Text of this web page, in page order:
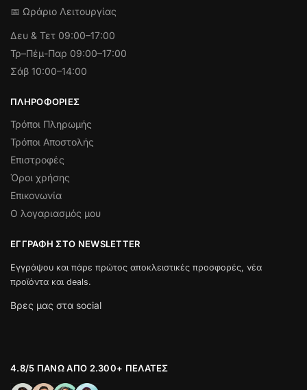
📅 Ωράριο Λειτουργίας
Δευ & Τετ 09:00–17:00
Τρ–Πέμ-Παρ 09:00–17:00
Σάβ 10:00–14:00
ΠΛΗΡΟΦΟΡΊΕΣ
Τρόποι Πληρωμής
Τρόποι Αποστολής
Επιστροφές
Όροι χρήσης
Επικονωνία
Ο λογαριασμός μου
ΕΓΓΡΑΦΉ ΣΤΟ NEWSLETTER
Εγγράψου και πάρε πρώτος αποκλειστικές προσφορές, νέα
προϊόντα και deals.
Βρες μας στα social
4.8/5 ΠΆΝΩ ΑΠΌ 2.300+ ΠΕΛΆΤΕΣ